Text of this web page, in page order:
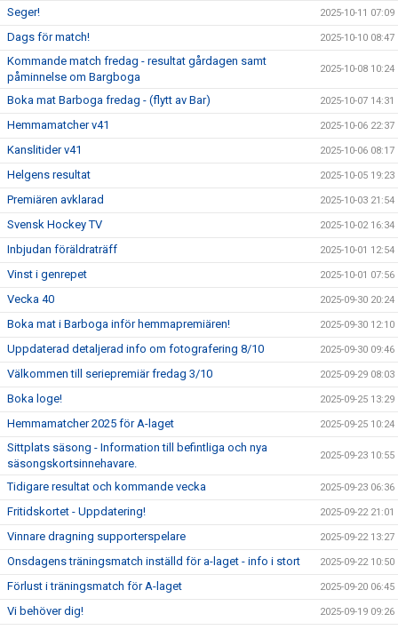
Seger! 2025-10-11 07:09
Dags för match! 2025-10-10 08:47
Kommande match fredag - resultat gårdagen samt
påminnelse om Bargboga
2025-10-08 10:24
Boka mat Barboga fredag - (flytt av Bar) 2025-10-07 14:31
Hemmamatcher v41 2025-10-06 22:37
Kanslitider v41 2025-10-06 08:17
Helgens resultat 2025-10-05 19:23
Premiären avklarad 2025-10-03 21:54
Svensk Hockey TV 2025-10-02 16:34
Inbjudan föräldraträff 2025-10-01 12:54
Vinst i genrepet 2025-10-01 07:56
Vecka 40 2025-09-30 20:24
Boka mat i Barboga inför hemmapremiären! 2025-09-30 12:10
Uppdaterad detaljerad info om fotografering 8/10 2025-09-30 09:46
Välkommen till seriepremiär fredag 3/10 2025-09-29 08:03
Boka loge! 2025-09-25 13:29
Hemmamatcher 2025 för A-laget 2025-09-25 10:24
Sittplats säsong - Information till befintliga och nya
säsongskortsinnehavare.
2025-09-23 10:55
Tidigare resultat och kommande vecka 2025-09-23 06:36
Fritidskortet - Uppdatering! 2025-09-22 21:01
Vinnare dragning supporterspelare 2025-09-22 13:27
Onsdagens träningsmatch inställd för a-laget - info i stort 2025-09-22 10:50
Förlust i träningsmatch för A-laget 2025-09-20 06:45
Vi behöver dig! 2025-09-19 09:26